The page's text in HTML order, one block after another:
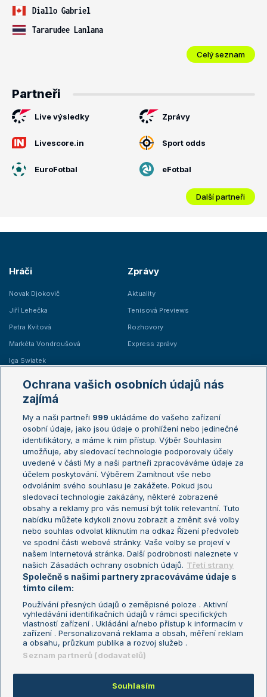
Diallo Gabriel
Tararudee Lanlana
Celý seznam
Partneři
Live výsledky Zprávy
Livescore.in Sport odds
EuroFotbal eFotbal
Další partneři
Hráči
Novak Djokovič
Jiří Lehečka
Petra Kvitová
Markéta Vondroušová
Iga Swiatek
Zprávy
Aktuality
Tenisová Previews
Rozhovory
Express zprávy
Žebříčky
Žebříček ATP (muži)
Žebříček WTA (ženy)
Sázkařský žebříček
Australian Open
French Open
Wimbledon
US Open
Turnaj mistrů
Turnaj mistryň
Aktualní trendy
Fotbalové přestupy
Livesport Daily
LS Prague Open
Podmínky užití
Nastavení soukromí
GDPR a žurnalistika
Reklama
Kontakt
Informace o zpracování osobních
údajů
Ochrana vašich osobních údajů nás
zajímá
My a naši partneři 999 ukládáme do vašeho zařízení
osobní údaje, jako jsou údaje o prohlížení nebo jedinečné
identifikátory, a máme k nim přístup. Výběr Souhlasím
umožňuje, aby sledovací technologie podporovaly účely
uvedené v části My a naši partneři zpracováváme údaje za
účelem poskytování. Výběrem Zamítnout vše nebo
odvoláním svého souhlasu je zakážete. Pokud jsou
sledovací technologie zakázány, některé zobrazené
obsahy a reklamy pro vás nemusí být tolik relevantní. Tuto
nabídku můžete kdykoli znovu zobrazit a změnit své volby
nebo souhlas odvolat kliknutím na odkaz Řízení předvoleb
ve spodní části webové stránky. Vaše volby se projeví v
našem Internetová stránka. Další podrobnosti naleznete v
našich Zásadách ochrany osobních údajů. Třetí strany
Společně s našimi partnery zpracováváme údaje s
tímto cílem:
Používání přesných údajů o zeměpisné poloze . Aktivní
vyhledávání identifikačních údajů v rámci specifických
vlastností zařízení . Ukládání a/nebo přístup k informacím v
zařízení . Personalizovaná reklama a obsah, měření reklam
a obsahu, průzkum publika a rozvoj služeb .
Seznam partnerů (dodavatelů)
Souhlasím